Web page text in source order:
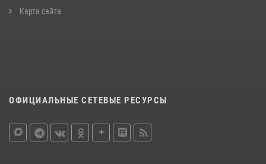
Карта сайта
ОФИЦИАЛЬНЫЕ СЕТЕВЫЕ РЕСУРСЫ